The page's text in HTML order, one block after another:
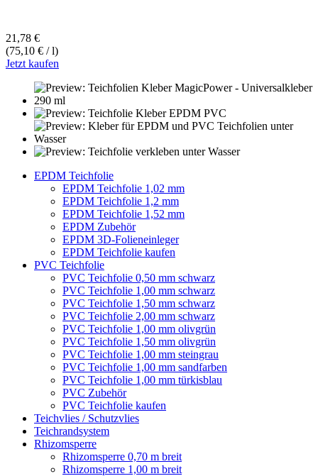
21,78 €
(75,10 € / l)
Jetzt kaufen
EPDM Teichfolie
EPDM Teichfolie 1,02 mm
EPDM Teichfolie 1,2 mm
EPDM Teichfolie 1,52 mm
EPDM Zubehör
EPDM 3D-Folieneinleger
EPDM Teichfolie kaufen
PVC Teichfolie
PVC Teichfolie 0,50 mm schwarz
PVC Teichfolie 1,00 mm schwarz
PVC Teichfolie 1,50 mm schwarz
PVC Teichfolie 2,00 mm schwarz
PVC Teichfolie 1,00 mm olivgrün
PVC Teichfolie 1,50 mm olivgrün
PVC Teichfolie 1,00 mm steingrau
PVC Teichfolie 1,00 mm sandfarben
PVC Teichfolie 1,00 mm türkisblau
PVC Zubehör
PVC Teichfolie kaufen
Teichvlies / Schutzvlies
Teichrandsystem
Rhizomsperre
Rhizomsperre 0,70 m breit
Rhizomsperre 1,00 m breit